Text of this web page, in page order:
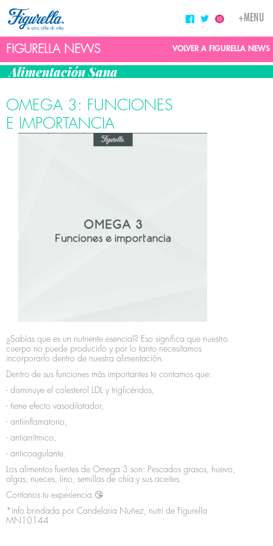
Toggle
+MENU
FIGURELLA NEWS VOLVER A FIGURELLA NEWS
Alimentación Sana
OMEGA 3: FUNCIONES
E IMPORTANCIA
¿Sabías que es un nutriente esencial? Eso significa que nuestro
cuerpo no puede producirlo y por lo tanto necesitamos
incorporarlo dentro de nuestra alimentación.
Dentro de sus funciones más importantes te contamos que:
- disminuye el colesterol LDL y triglicéridos,
- tiene efecto vasodilatador,
- antiinflamatorio,
- antiarrítmico,
- anticoagulante.
Los alimentos fuentes de Omega 3 son: Pescados grasos, huevo,
algas, nueces, lino, semillas de chía y sus aceites.
Contanos tu experiencia.😘
*info brindada por Candelaria Nuñez, nutri de Figurella
MN10144